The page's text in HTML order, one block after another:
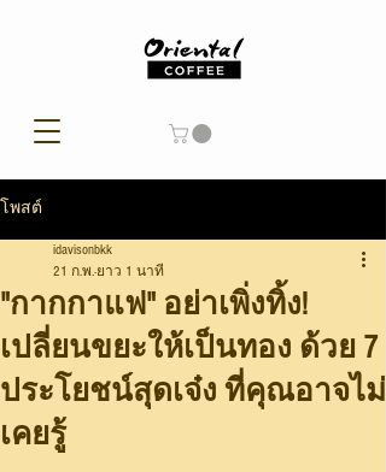
โพสต์
"กากกาแฟ" อย่าเพิ่งทิ้ง!
เปลี่ยนขยะให้เป็นทอง ด้วย 7
ประโยชน์สุดเจ๋ง ที่คุณอาจไม่
เคยรู้
idavisonbkk
21 ก.พ. ยาว 1 นาที